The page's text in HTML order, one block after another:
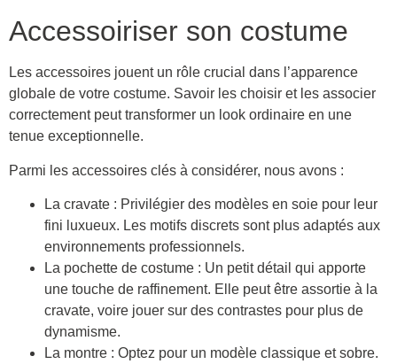
Accessoiriser son costume
Les accessoires jouent un rôle crucial dans l’apparence
globale de votre costume. Savoir les choisir et les associer
correctement peut transformer un look ordinaire en une
tenue exceptionnelle.
Parmi les accessoires clés à considérer, nous avons :
La cravate : Privilégier des modèles en soie pour leur
fini luxueux. Les motifs discrets sont plus adaptés aux
environnements professionnels.
La pochette de costume : Un petit détail qui apporte
une touche de raffinement. Elle peut être assortie à la
cravate, voire jouer sur des contrastes pour plus de
dynamisme.
La montre : Optez pour un modèle classique et sobre.